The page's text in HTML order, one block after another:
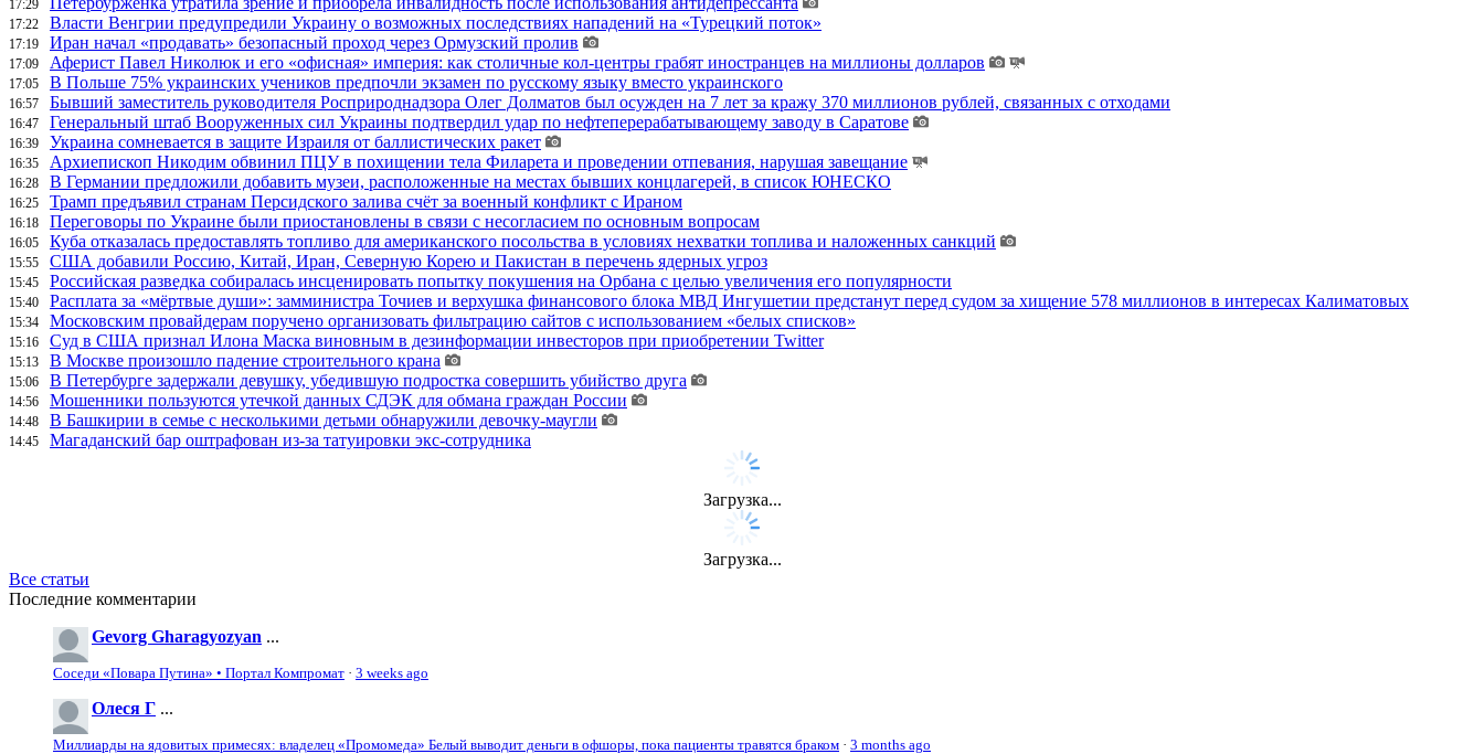
17:29
17:22 Власти Венгрии предупредили Украину о возможных последствиях нападений на «Турецкий поток»
17:19 Иран начал «продавать» безопасный проход через Ормузский пролив
17:09 Аферист Павел Николюк и его «офисная» империя: как столичные кол-центры грабят иностранцев на миллионы долларов
17:05 В Польше 75% украинских учеников предпочли экзамен по русскому языку вместо украинского
16:57 Бывший заместитель руководителя Росприроднадзора Олег Долматов был осужден на 7 лет за кражу 370 миллионов рублей, связанных с отходами
16:47 Генеральный штаб Вооруженных сил Украины подтвердил удар по нефтеперерабатывающему заводу в Саратове
16:39 Украина сомневается в защите Израиля от баллистических ракет
16:35 Архиепископ Никодим обвинил ПЦУ в похищении тела Филарета и проведении отпевания, нарушая завещание
16:28 В Германии предложили добавить музеи, расположенные на местах бывших концлагерей, в список ЮНЕСКО
16:25 Трамп предъявил странам Персидского залива счёт за военный конфликт с Ираном
16:18 Переговоры по Украине были приостановлены в связи с несогласием по основным вопросам
16:05 Куба отказалась предоставлять топливо для американского посольства в условиях нехватки топлива и наложенных санкций
15:55 США добавили Россию, Китай, Иран, Северную Корею и Пакистан в перечень ядерных угроз
15:45 Российская разведка собиралась инсценировать попытку покушения на Орбана с целью увеличения его популярности
15:40 Расплата за «мёртвые души»: замминистра Точиев и верхушка финансового блока МВД Ингушетии предстанут перед судом за хищение 578 миллионов в интересах Калиматовых
15:34 Московским провайдерам поручено организовать фильтрацию сайтов с использованием «белых списков»
15:16 Суд в США признал Илона Маска виновным в дезинформации инвесторов при приобретении Twitter
15:13 В Москве произошло падение строительного крана
15:06 В Петербурге задержали девушку, убедившую подростка совершить убийство друга
14:56 Мошенники пользуются утечкой данных СДЭК для обмана граждан России
14:48 В Башкирии в семье с несколькими детьми обнаружили девочку-маугли
14:45 Магаданский бар оштрафован из-за татуировки экс-сотрудника
Загрузка...
Загрузка...
Все статьи
Последние комментарии
Gevorg Gharagyozyan ...
Соседи «Повара Путина» • Портал Компромат · 3 weeks ago
Олеся Г ...
Миллиарды на ядовитых примесях: владелец «Промомеда» Белый выводит деньги в офшоры, пока пациенты травятся браком · 3 months ago